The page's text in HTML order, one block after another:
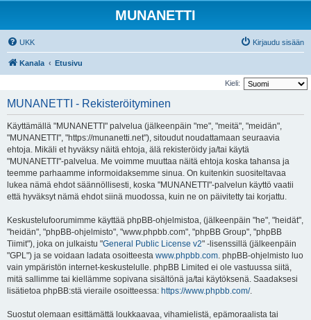
MUNANETTI
UKK Kirjaudu sisään
Kanala Etusivu
Kieli:
MUNANETTI - Rekisteröityminen
Käyttämällä "MUNANETTI" palvelua (jälkeenpäin "me", "meitä", "meidän",
"MUNANETTI", "https://munanetti.net"), sitoudut noudattamaan seuraavia
ehtoja. Mikäli et hyväksy näitä ehtoja, älä rekisteröidy ja/tai käytä
"MUNANETTI"-palvelua. Me voimme muuttaa näitä ehtoja koska tahansa ja
teemme parhaamme informoidaksemme sinua. On kuitenkin suositeltavaa
lukea nämä ehdot säännöllisesti, koska "MUNANETTI"-palvelun käyttö vaatii
että hyväksyt nämä ehdot siinä muodossa, kuin ne on päivitetty tai korjattu.
Keskustelufoorumimme käyttää phpBB-ohjelmistoa, (jälkeenpäin "he", "heidät",
"heidän", "phpBB-ohjelmisto", "www.phpbb.com", "phpBB Group", "phpBB
Tiimit"), joka on julkaistu "General Public License v2" -lisenssillä (jälkeenpäin
"GPL") ja se voidaan ladata osoitteesta www.phpbb.com. phpBB-ohjelmisto luo
vain ympäristön internet-keskustelulle. phpBB Limited ei ole vastuussa siitä,
mitä sallimme tai kiellämme sopivana sisältönä ja/tai käytöksenä. Saadaksesi
lisätietoa phpBB:stä vieraile osoitteessa: https://www.phpbb.com/.
Suostut olemaan esittämättä loukkaavaa, vihamielistä, epämoraalista tai